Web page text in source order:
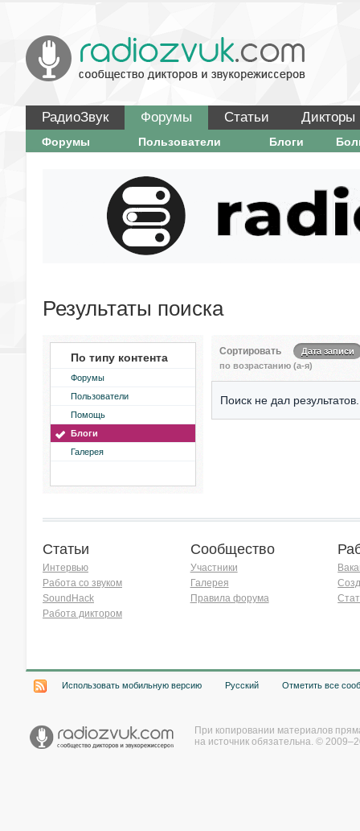
РадиоЗвук Форумы Статьи Дикторы
Форумы Пользователи Блоги
Результаты поиска
По типу контента
Форумы
Пользователи
Помощь
Блоги
Галерея
Сортировать
Дата записи
по возрастанию (а-я)
Поиск не дал результатов.
Статьи
Интервью
Работа со звуком
SoundHack
Работа диктором
Сообщество
Участники
Галерея
Правила форума
Использовать мобильную версию Русский Отметить все
При копировании материалов
на источник обязательна. ©